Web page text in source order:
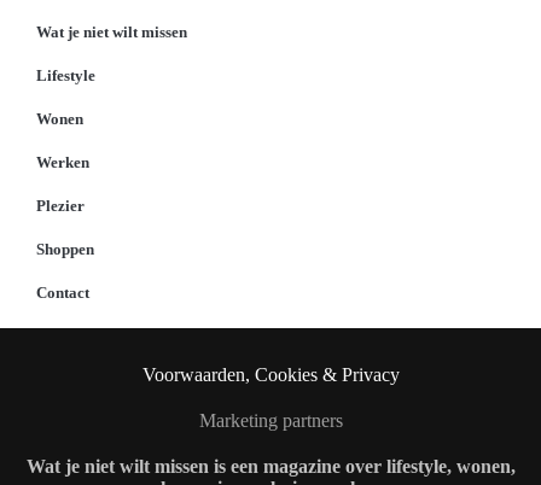
Wat je niet wilt missen
Lifestyle
Wonen
Werken
Plezier
Shoppen
Contact
Voorwaarden, Cookies & Privacy
Marketing partners
Wat je niet wilt missen is een magazine over lifestyle, wonen,